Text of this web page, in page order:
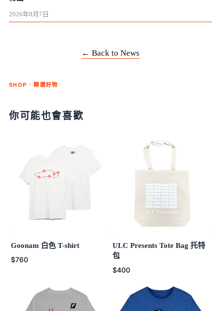
2026年8月7日
← Back to News
SHOP · 精選好物
你可能也會喜歡
Goonam 白色 T-shirt
$760
ULC Presents Tote Bag 托特
包
$400